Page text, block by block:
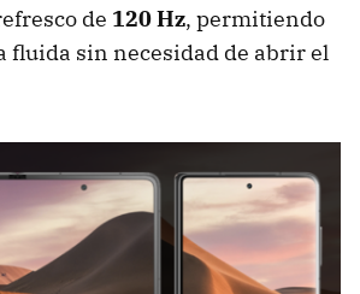
de 120 Hz, permitiendo
fluida sin necesidad de abrir el